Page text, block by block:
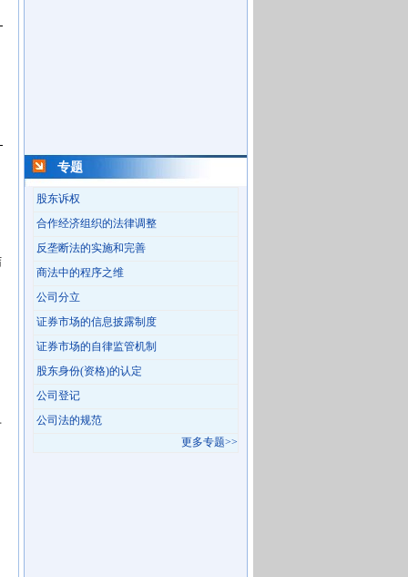
专题
股东诉权
合作经济组织的法律调整
反垄断法的实施和完善
商法中的程序之维
公司分立
证券市场的信息披露制度
证券市场的自律监管机制
股东身份(资格)的认定
公司登记
公司法的规范
更多专题>>